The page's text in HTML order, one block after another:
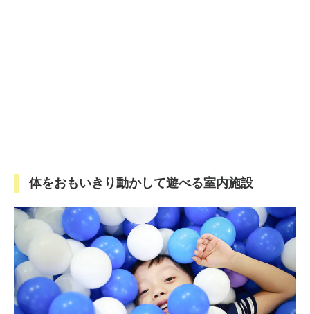
体をおもいきり動かして遊べる室内施設